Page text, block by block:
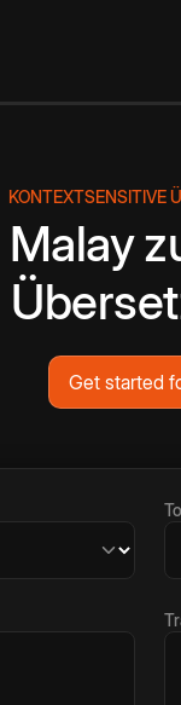
KONTEXTSENSITIVE
Malay
Get started
To